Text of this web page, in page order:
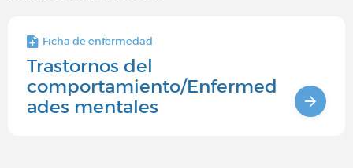
Ficha de enfermedad
Trastornos del
comportamiento/Enfermed
ades mentales